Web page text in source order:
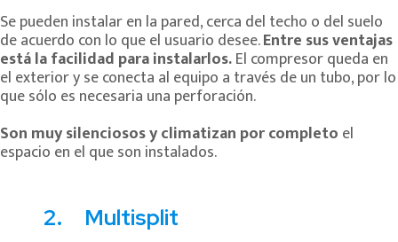
Se pueden instalar en la pared, cerca del techo o del suelo
de acuerdo con lo que el usuario desee.Entre sus ventajas
está la facilidad para instalarlos.El compresor queda en
el exterior y se conecta al equipo a través de un tubo, por lo
que sólo es necesaria una perforación.
Son muy silenciosos y climatizan por completo el
espacio en el que son instalados.
2. Multisplit